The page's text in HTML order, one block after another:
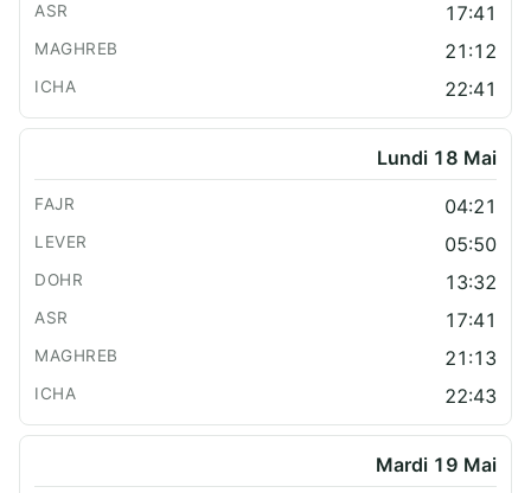
17:41
21:12
22:41
Lundi 18 Mai
04:21
05:50
13:32
17:41
21:13
22:43
Mardi 19 Mai